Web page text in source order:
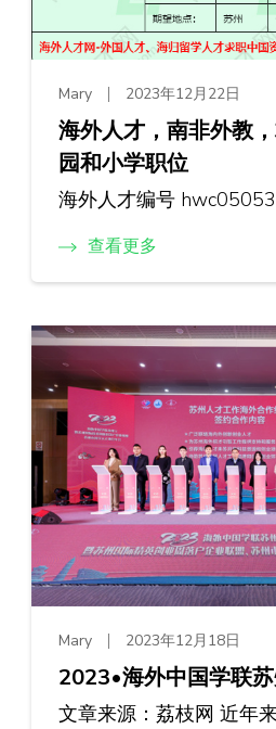
Mary 2023年12月22日
海外人才，南非外教
园和小学职位
海外人才编号
查看更多
Mary 2023年12月18日
2023•海外中国学联
文章来源：荔枝网 近年